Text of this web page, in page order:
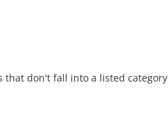
that don't fall into a listed category